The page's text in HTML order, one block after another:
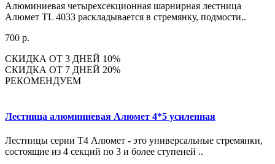
Алюминиевая четырехсекционная шарнирная лестница
Алюмет TL 4033 раскладывается в стремянку, подмости..
700 р.
СКИДКА ОТ 3 ДНЕЙ 10%
СКИДКА ОТ 7 ДНЕЙ 20%
РЕКОМЕНДУЕМ
Лестница алюминиевая Алюмет 4*5 усиленная
Лестницы серии Т4 Алюмет - это универсальные стремянки,
состоящие из 4 секций по 3 и более ступеней ..